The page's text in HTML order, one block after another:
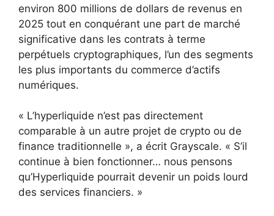
environ 800 millions de dollars de revenus en
2025 tout en conquérant une part de marché
significative dans les contrats à terme
perpétuels cryptographiques, l’un des segments
les plus importants du commerce d’actifs
numériques.
« L’hyperliquide n’est pas directement
comparable à un autre projet de crypto ou de
finance traditionnelle », a écrit Grayscale. « S’il
continue à bien fonctionner… nous pensons
qu’Hyperliquide pourrait devenir un poids lourd
des services financiers. »